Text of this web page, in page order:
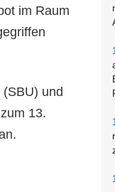
im Raum
und
13.